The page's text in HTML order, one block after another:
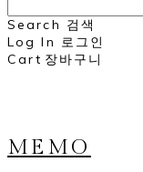
Search 검색
Log In 로그인
Cart 장바구니
MEMO